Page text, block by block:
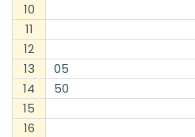
10
11
12
13
05
14
50
15
16